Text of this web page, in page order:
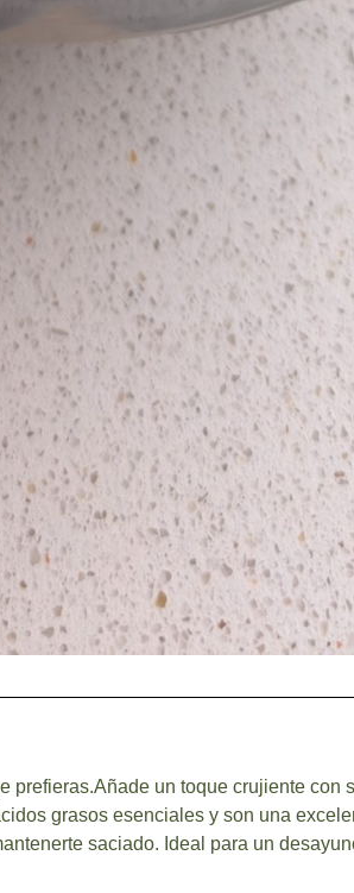
un toque crujiente con
grasos esenciales y son una
saciado. Ideal para un